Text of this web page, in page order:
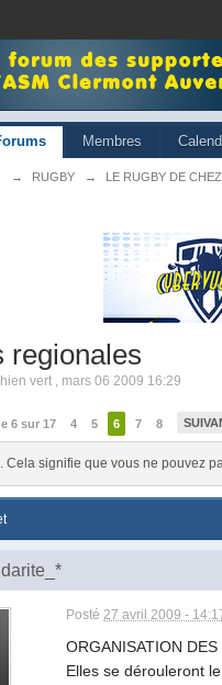
Membres
→ RUGBY → LE RUGBY DE
regionales
vert , mars 06 2009 16:29
6 sur 17 4 5 6 7 8
. Cela signifie que vous ne pouvez
Posté27 avril 2009 -
ORGANISATION
Elles se dérouleront